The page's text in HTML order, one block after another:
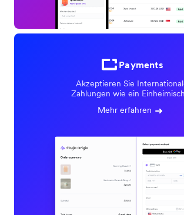
Payments
Akzeptieren Sie
Zahlungen wie ein
Mehr erfahren